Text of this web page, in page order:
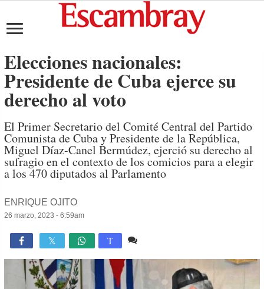
Elecciones nacionales:
Presidente de Cuba ejerce su
derecho al voto
El Primer Secretario del Comité Central del Partido
Comunista de Cuba y Presidente de la República,
Miguel Díaz-Canel Bermúdez, ejerció su derecho al
sufragio en el contexto de los comicios para a elegir
a los 470 diputados al Parlamento
ENRIQUE OJITO
26 marzo, 2023 - 6:59am
 T